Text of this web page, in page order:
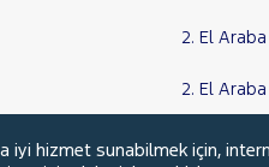
2. El
2. El
2. El Araba
iyi hizmet sunabilmek için,